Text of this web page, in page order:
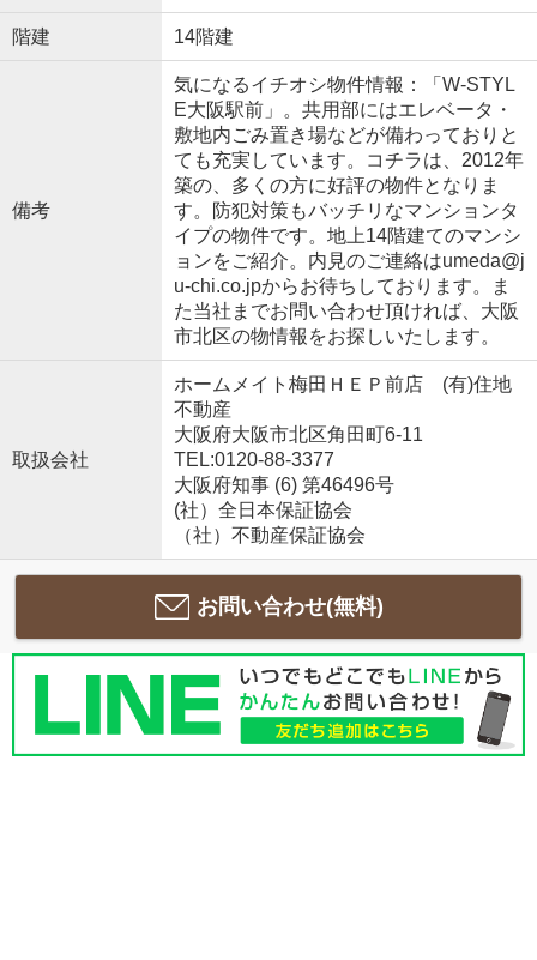
階建 14階建
備考
気になるイチオシ物件情報：「W-STYL
E大阪駅前」。共用部にはエレベータ・
敷地内ごみ置き場などが備わっておりと
ても充実しています。コチラは、2012年
築の、多くの方に好評の物件となりま
す。防犯対策もバッチリなマンションタ
イプの物件です。地上14階建てのマンシ
ョンをご紹介。内見のご連絡はumeda@j
u-chi.co.jpからお待ちしております。ま
た当社までお問い合わせ頂ければ、大阪
市北区の物情報をお探しいたします。
取扱会社
ホームメイト梅田ＨＥＰ前店 (有)住地
不動産
大阪府大阪市北区角田町6-11
TEL:0120-88-3377
大阪府知事 (6) 第46496号
(社）全日本保証協会
（社）不動産保証協会
お問い合わせ(無料)